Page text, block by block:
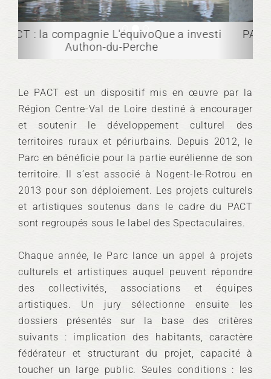
PACT : répétition d'une opérette pour les
scolaires à Trizay
Le PACT est un dispositif mis en œuvre par la
Région Centre-Val de Loire destiné à encourager
et soutenir le développement culturel des
territoires ruraux et périurbains. Depuis 2012, le
Parc en bénéficie pour la partie eurélienne de son
territoire. Il s’est associé à Nogent-le-Rotrou en
2013 pour son déploiement. Les projets culturels
et artistiques soutenus dans le cadre du PACT
sont regroupés sous le label des Spectaculaires.
Chaque année, le Parc lance un appel à projets
culturels et artistiques auquel peuvent répondre
des collectivités, associations et équipes
artistiques. Un jury sélectionne ensuite les
dossiers présentés sur la base des critères
suivants : implication des habitants, caractère
fédérateur et structurant du projet, capacité à
toucher un large public. Seules conditions : les